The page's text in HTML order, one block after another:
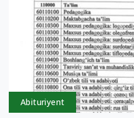
Abituriyent